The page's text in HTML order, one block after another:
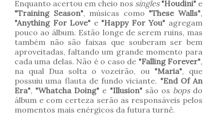
Enquanto acertou em cheio nos singles "Houdini" e
"Training Season", músicas como "These Walls",
"Anything For Love" e "Happy For You" agregam
pouco ao álbum. Estão longe de serem ruins, mas
também não são faixas que souberam ser bem
aproveitadas, faltando um grande momento para
cada uma delas. Não é o caso de "Falling Forever",
na qual Dua solta o vozeirão, ou "Maria", que
possuiu uma flauta de fundo viciante. "End Of An
Era", "Whatcha Doing" e "Illusion"são os bopsdo
álbum e com certeza serão as responsáveis pelos
momentos mais enérgicos da futura turnê.